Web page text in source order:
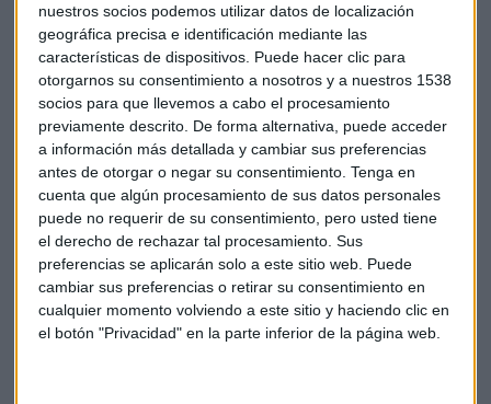
nuestros socios podemos utilizar datos de localización
geográfica precisa e identificación mediante las
características de dispositivos. Puede hacer clic para
otorgarnos su consentimiento a nosotros y a nuestros 1538
socios para que llevemos a cabo el procesamiento
previamente descrito. De forma alternativa, puede acceder
a información más detallada y cambiar sus preferencias
antes de otorgar o negar su consentimiento. Tenga en
cuenta que algún procesamiento de sus datos personales
puede no requerir de su consentimiento, pero usted tiene
el derecho de rechazar tal procesamiento. Sus
preferencias se aplicarán solo a este sitio web. Puede
cambiar sus preferencias o retirar su consentimiento en
cualquier momento volviendo a este sitio y haciendo clic en
el botón "Privacidad" en la parte inferior de la página web.
CONSULTORIO
Iturralde: Cuidado con quedarse “montados” en la
tecnología
Sandra Torrecillas